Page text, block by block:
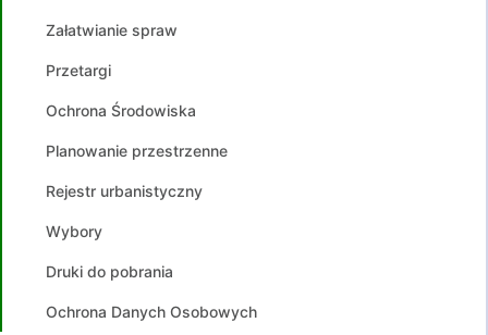
Załatwianie spraw
Przetargi
Ochrona Środowiska
Planowanie przestrzenne
Rejestr urbanistyczny
Wybory
Druki do pobrania
Ochrona Danych Osobowych